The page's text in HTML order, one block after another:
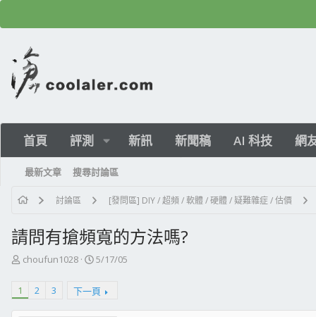
首頁 評測 新訊 新聞稿 AI 科技 網
最新文章 搜尋討論區
討論區 [發問區] DIY / 超頻 / 軟體 / 硬體 / 疑難雜症 / 估價
請問有搶頻寬的方法嗎?
主
起
choufun1028
開
日
5/17/05
1 2 3 下一頁